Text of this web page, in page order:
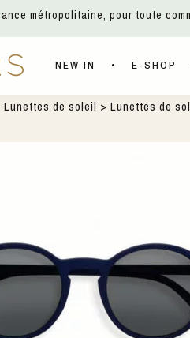
métropolitaine, pour toute
NEW IN E-SHOP
Lunettes de soleil > Lunettes de